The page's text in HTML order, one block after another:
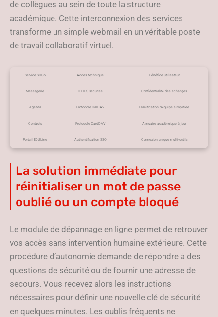
de collègues au sein de toute la structure
académique. Cette interconnexion des services
transforme un simple webmail en un véritable poste
de travail collaboratif virtuel.
Service SOGo Accès technique Bénéfice utilisateur
Messagerie HTTPS sécurisé Confidentialité des échanges
Agenda Protocole CalDAV Planification d’équipe simplifiée
Contacts Protocole CardDAV Annuaire académique à jour
Portail EDULine Authentification SSO Connexion unique multi-outils
La solution immédiate pour
réinitialiser un mot de passe
oublié ou un compte bloqué
Le module de dépannage en ligne permet de retrouver
vos accès sans intervention humaine extérieure. Cette
procédure d’autonomie demande de répondre à des
questions de sécurité ou de fournir une adresse de
secours. Vous recevez alors les instructions
nécessaires pour définir une nouvelle clé de sécurité
en quelques minutes. Les oublis fréquents ne